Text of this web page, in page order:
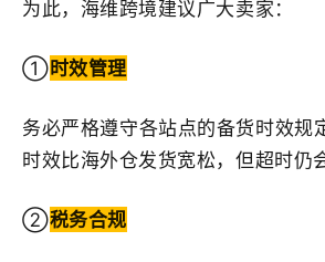
为此，海维跨境建议广大卖家：
①时效管理
务必严格遵守各站点的备货时效规
时效比海外仓发货宽松，但超时仍
②税务合规